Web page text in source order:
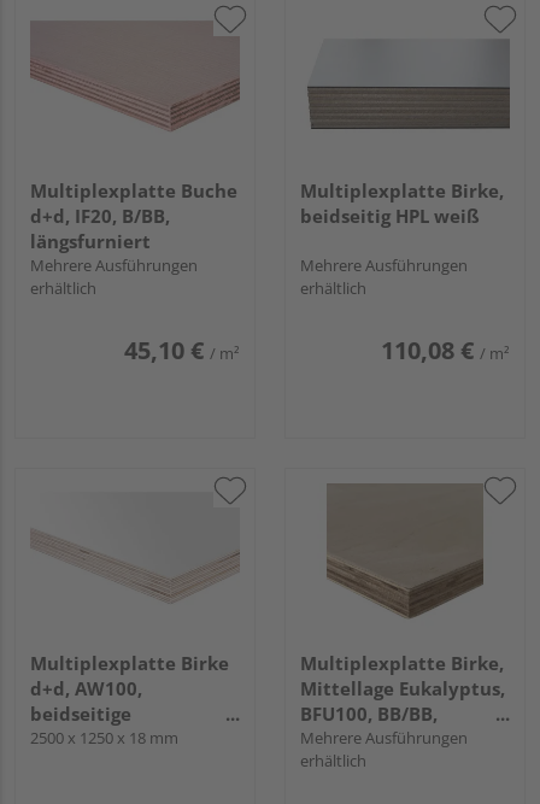
Multiplexplatte Buche
d+d, IF20, B/BB,
längsfurniert
Mehrere Ausführungen
erhältlich
45,10 € / m²
Multiplexplatte Birke,
beidseitig HPL weiß
Mehrere Ausführungen
erhältlich
110,08 € / m²
Multiplexplatte Birke
d+d, AW100,
beidseitige
Melaminharzbeschichtung
2500 x 1250 x 18 mm
Multiplexplatte Birke,
Mittellage Eukalyptus,
BFU100, BB/BB,
längsfurniert
Mehrere Ausführungen
erhältlich